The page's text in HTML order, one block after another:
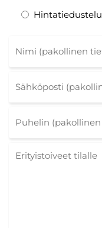
Hintatiedustelu